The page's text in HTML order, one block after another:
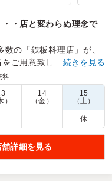
・店と変わらぬ理念で
の「鉄板料理店」が、
ご用意致しました。野
一度ご賞味下さい。
：
1,620円～3,980円
…続きを見る
料
）
14
（金）
15
（土）
－ 休
舗詳細を見る